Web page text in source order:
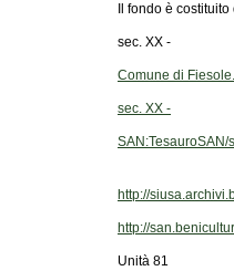
Il fondo è
sec. XX -
Comune di
sec. XX -
http://
http://
Unità 81